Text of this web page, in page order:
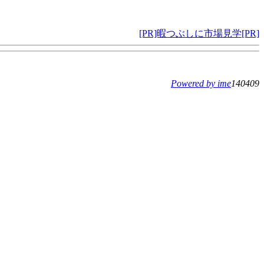
[PR]暇つぶしに市場見学[PR]
Powered by ime140409